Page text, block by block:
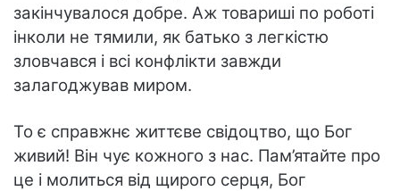
закінчувалося добре. Аж товариші по роботі
інколи не тямили, як батько з легкістю
зловчався і всі конфлікти завжди
залагоджував миром.
То є справжнє життєве свідоцтво, що Бог
живий! Він чує кожного з нас. Пам’ятайте про
це і молиться від щирого серця, Бог